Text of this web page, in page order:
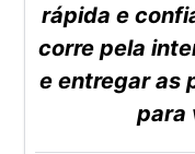
rápida e
corre pela
e entregar as
para